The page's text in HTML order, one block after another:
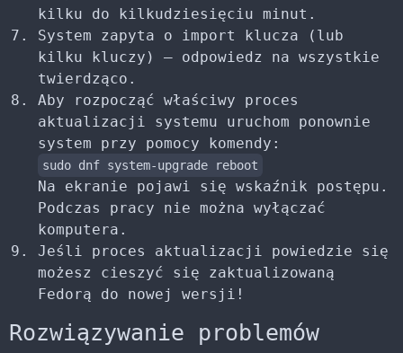
kilku do kilkudziesięciu minut.
System zapyta o import klucza (lub
kilku kluczy) – odpowiedz na wszystkie
twierdząco.
Aby rozpocząć właściwy proces
aktualizacji systemu uruchom ponownie
system przy pomocy komendy:
sudo dnf system-upgrade reboot
Na ekranie pojawi się wskaźnik postępu.
Podczas pracy nie można wyłączać
komputera.
Jeśli proces aktualizacji powiedzie się
możesz cieszyć się zaktualizowaną
Fedorą do nowej wersji!
Rozwiązywanie problemów